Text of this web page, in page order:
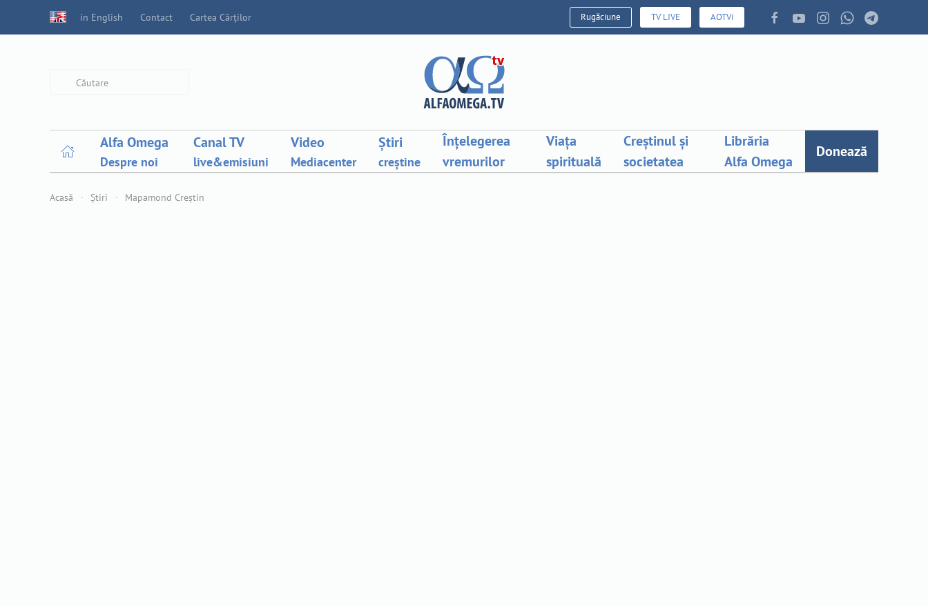
in English Contact Cartea Cărților Rugăciune TV LIVE AOTVi
Alfa Omega
Despre noi
Canal TV
live&emisiuni
Video
Mediacenter
Știri
creștine
Înțelegerea
vremurilor
Viața
spirituală
Creștinul și
societatea
Librăria
Alfa Omega
Donează
Acasă Știri Mapamond Creștin